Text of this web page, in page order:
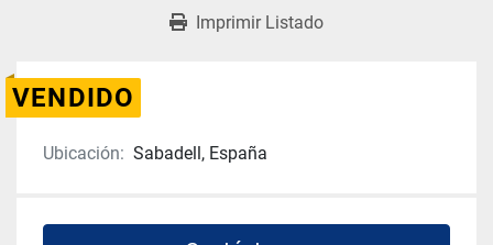
Imprimir Listado
VENDIDO
Ubicación: Sabadell, España